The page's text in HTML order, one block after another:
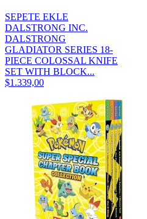
SEPETE EKLE
DALSTRONG INC.
DALSTRONG
GLADIATOR SERIES 18-
PIECE COLOSSAL KNIFE
SET WITH BLOCK...
$1.339,00